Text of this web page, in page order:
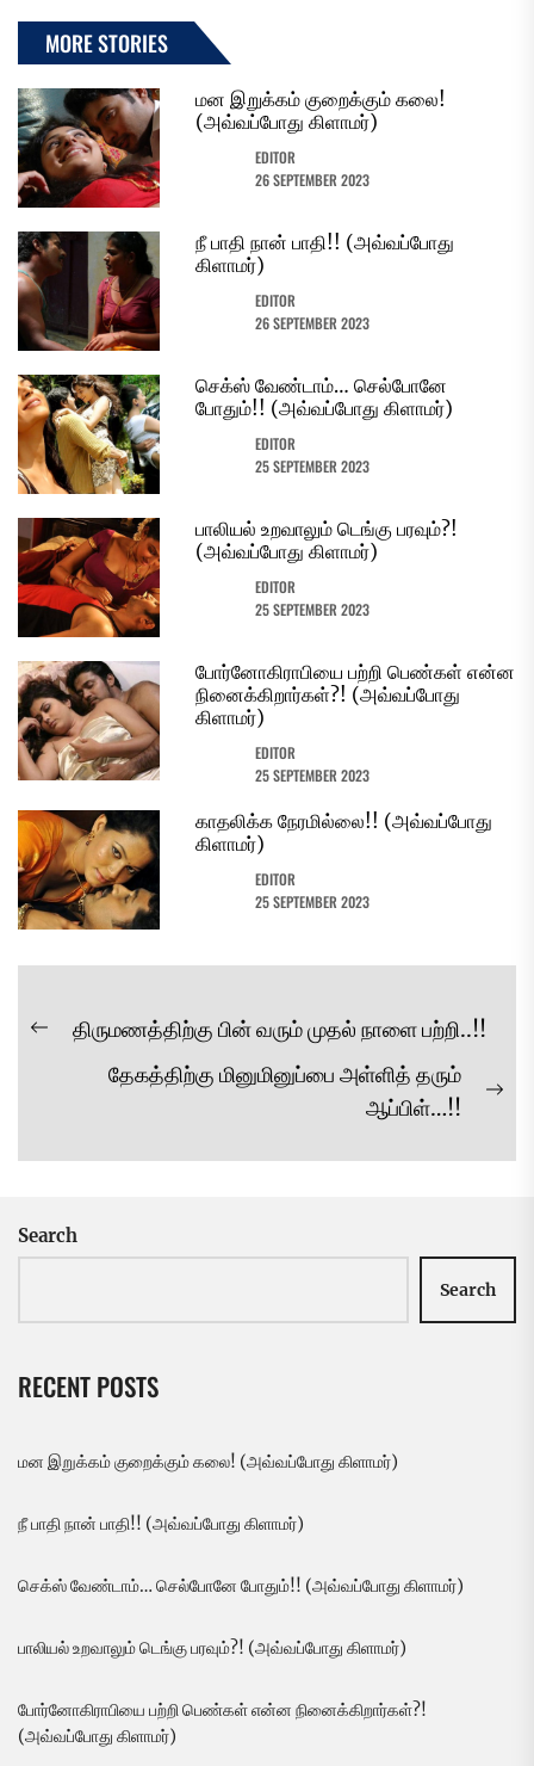
MORE STORIES
மன இறுக்கம் குறைக்கும் கலை!
(அவ்வப்போது கிளாமர்)
EDITOR
26 SEPTEMBER 2023
நீ பாதி நான் பாதி!! (அவ்வப்போது
கிளாமர்)
EDITOR
26 SEPTEMBER 2023
செக்ஸ் வேண்டாம்… செல்போனே
போதும்!! (அவ்வப்போது கிளாமர்)
EDITOR
25 SEPTEMBER 2023
பாலியல் உறவாலும் டெங்கு பரவும்?!
(அவ்வப்போது கிளாமர்)
EDITOR
25 SEPTEMBER 2023
போர்னோகிராபியை பற்றி பெண்கள் என்ன
நினைக்கிறார்கள்?! (அவ்வப்போது
கிளாமர்)
EDITOR
25 SEPTEMBER 2023
காதலிக்க நேரமில்லை!! (அவ்வப்போது
கிளாமர்)
EDITOR
25 SEPTEMBER 2023
Post
navigation
Previous
திருமணத்திற்கு பின் வரும் முதல் நாளை பற்றி..!!
தேகத்திற்கு மினுமினுப்பை அள்ளித் தரும்
ஆப்பிள்…!!
Search
Search
RECENT POSTS
மன இறுக்கம் குறைக்கும் கலை! (அவ்வப்போது கிளாமர்)
நீ பாதி நான் பாதி!! (அவ்வப்போது கிளாமர்)
செக்ஸ் வேண்டாம்… செல்போனே போதும்!! (அவ்வப்போது கிளாமர்)
பாலியல் உறவாலும் டெங்கு பரவும்?! (அவ்வப்போது கிளாமர்)
போர்னோகிராபியை பற்றி பெண்கள் என்ன நினைக்கிறார்கள்?!
(அவ்வப்போது கிளாமர்)